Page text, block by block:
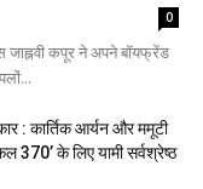
0
कपूर ने अपने बॉयफ्रेंड
: कार्तिक आर्यन और ममूटी
370’ के लिए यामी सर्वश्रेष्ठ